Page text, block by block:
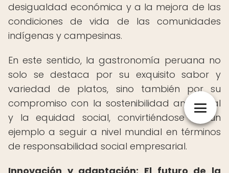
desigualdad económica y a la mejora de las
condiciones de vida de las comunidades
indígenas y campesinas.
En este sentido, la gastronomía peruana no
solo se destaca por su exquisito sabor y
variedad de platos, sino también por su
compromiso con la sostenibilidad ambiental
y la equidad social, convirtiéndose en un
ejemplo a seguir a nivel mundial en términos
de responsabilidad social empresarial.